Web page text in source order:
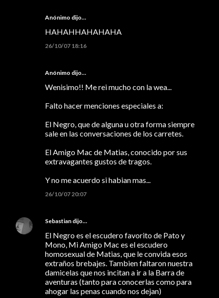
Anónimo dijo…
HAHAHHAHAHAHA
26/10/07 18:16
Anónimo dijo…
Wenisimo!! Me rei mucho con la wea...
Falto hacer menciones especiales a:
El Negro, que de alguna u otra forma siempre
sale en las conversaciones de los carretes.
El Amigo Mac de Matias, conocido por sus
extravagantes gustos de tragos.
Y no me acuerdo si habian mas...
26/10/07 20:07
Sebastian dijo…
El Negro es el escudero favorito de Pato y
Mono, Mi Amigo Mac es el escudero
homosexual de Matias, que le convida esos
extraños brebajes. Tambien faltaron nuestra
damicelas que nos incitan a ir a la Barra de
aventuras (tanto para conocerlas como para
ahogar las penas cuando nos dejan)